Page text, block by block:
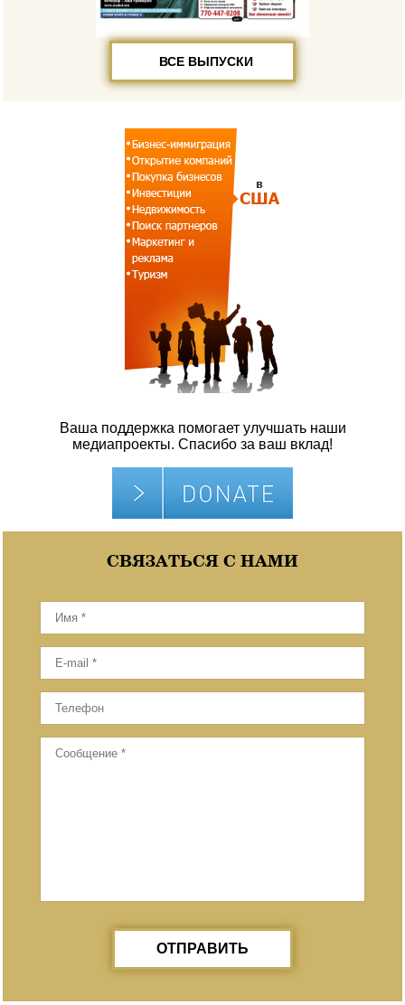
ВСЕ ВЫПУСКИ
Ваша поддержка помогает улучшать наши
медиапроекты. Спасибо за ваш вклад!
СВЯЗАТЬСЯ С НАМИ
ОТПРАВИТЬ